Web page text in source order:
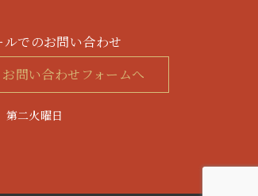
ルでのお問い合わせ
お問い合わせフォームへ
第二火曜日